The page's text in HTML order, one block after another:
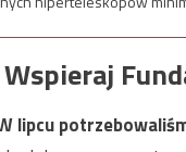
Wspieraj
lipcu